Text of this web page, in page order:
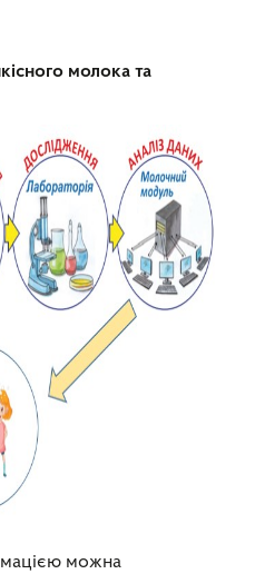
молока та
можна